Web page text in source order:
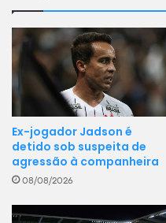
Ex-jogador Jadson é
detido sob suspeita de
agressão à companheira
08/08/2026